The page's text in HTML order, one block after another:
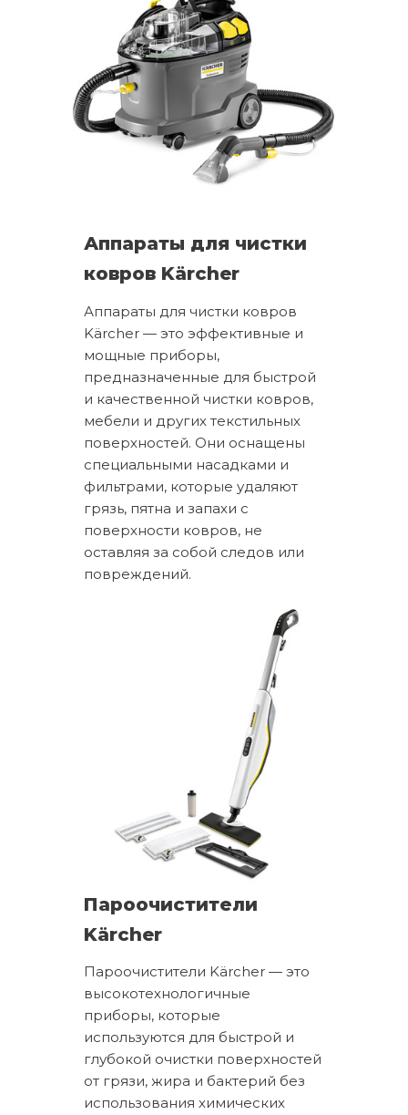
Аппараты для чистки
ковров Kärcher
Аппараты для чистки ковров
Kärcher — это эффективные и
мощные приборы,
предназначенные для быстрой
и качественной чистки ковров,
мебели и других текстильных
поверхностей. Они оснащены
специальными насадками и
фильтрами, которые удаляют
грязь, пятна и запахи с
поверхности ковров, не
оставляя за собой следов или
повреждений.
Пароочистители
Kärcher
Пароочистители Kärcher — это
высокотехнологичные
приборы, которые
используются для быстрой и
глубокой очистки поверхностей
от грязи, жира и бактерий без
использования химических